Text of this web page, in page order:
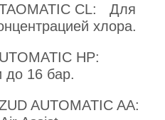
CL: Для
хлора.
HP:
до 16 бар.
AUTOMATIC AA: